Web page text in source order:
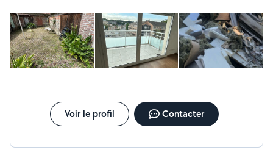
Voir le profil Contacter